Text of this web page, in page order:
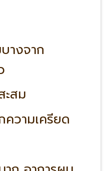
างจาก
ะสม
ความเครียด